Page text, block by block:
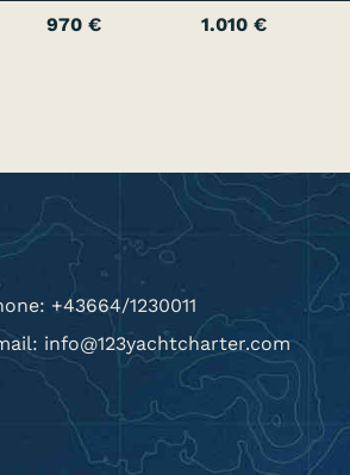
970 € 1.010 €
+43664/1230011
info@123yachtcharter.com